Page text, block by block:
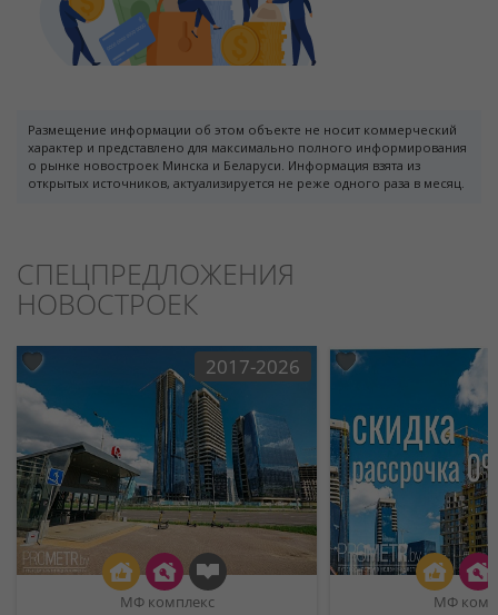
Размещение информации об этом объекте не носит коммерческий
характер и представлено для максимально полного информирования
о рынке новостроек Минска и Беларуси. Информация взята из
открытых источников, актуализируется не реже одного раза в месяц.
СПЕЦПРЕДЛОЖЕНИЯ
НОВОСТРОЕК
2017-2026
МФ комплекс МФ